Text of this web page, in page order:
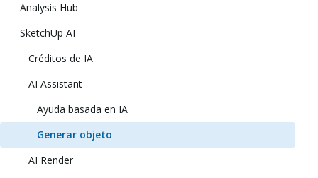
Analysis Hub
SketchUp AI
Créditos de IA
AI Assistant
Ayuda basada en IA
Generar objeto
AI Render